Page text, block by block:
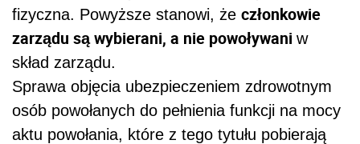
fizyczna. Powyższe stanowi, że członkowie
zarządu są wybierani, a nie powoływani w
skład zarządu.
Sprawa objęcia ubezpieczeniem zdrowotnym
osób powołanych do pełnienia funkcji na mocy
aktu powołania, które z tego tytułu pobierają